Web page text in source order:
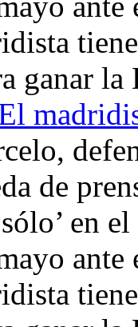
ganar
de
en
ante